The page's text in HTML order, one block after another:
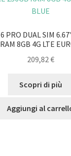
PRO DUAL SIM
8GB 4G LTE
209,82 €
Scopri di più
Aggiungi al